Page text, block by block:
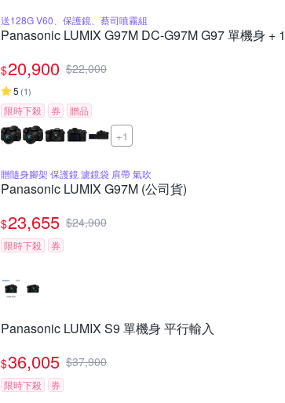
送128G V60、保護鏡、蔡司噴霧組
Panasonic LUMIX G97M DC-G97M G97 單機身 +
$20,900 $22,000
5 (1)
限時下殺 券 贈品
+1
贈隨身腳架 保護鏡 濾鏡袋 肩帶 氣吹
Panasonic LUMIX G97M (公司貨)
$23,655 $24,900
限時下殺 券
Panasonic LUMIX S9 單機身 平行輸入
$36,005 $37,900
限時下殺 券